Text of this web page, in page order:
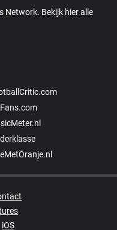
Network. Bekijk hier alle
iOS